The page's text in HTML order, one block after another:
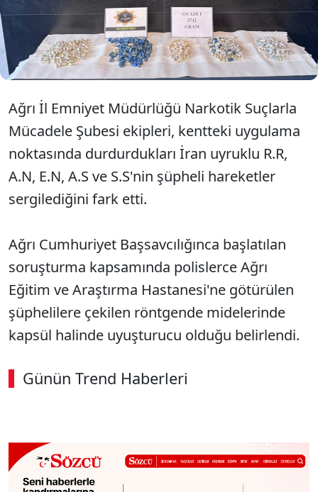
uyuşturucu çıktı.
Ağrı İl Emniyet Müdürlüğü Narkotik Suçlarla
Mücadele Şubesi ekipleri, kentteki uygulama
noktasında durdurdukları İran uyruklu R.R,
A.N, E.N, A.S ve S.S'nin şüpheli hareketler
sergilediğini fark etti.
Ağrı Cumhuriyet Başsavcılığınca başlatılan
soruşturma kapsamında polislerce Ağrı
Eğitim ve Araştırma Hastanesi'ne götürülen
şüphelilere çekilen röntgende midelerinde
kapsül halinde uyuşturucu olduğu belirlendi.
Günün Trend Haberleri